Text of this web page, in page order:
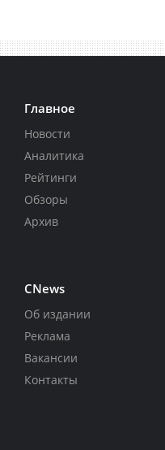
Главное
Новости
Аналитика
Рейтинги
Обзоры
Архив
CNews
Об издании
Реклама
Вакансии
Контакты